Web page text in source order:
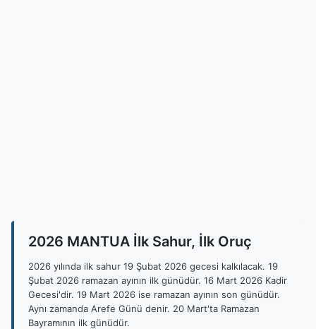
2026 MANTUA İlk Sahur, İlk Oruç
2026 yılında ilk sahur 19 Şubat 2026 gecesi kalkılacak. 19
Şubat 2026 ramazan ayının ilk günüdür. 16 Mart 2026 Kadir
Gecesi'dir. 19 Mart 2026 ise ramazan ayının son günüdür.
Aynı zamanda Arefe Günü denir. 20 Mart'ta Ramazan
Bayramının ilk günüdür.